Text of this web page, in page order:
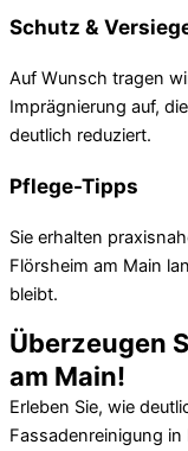
Schutz &
Auf Wunsch tragen
Imprägnierung auf,
deutlich reduziert.
Pflege-Tipps
Sie erhalten
Flörsheim am Main
bleibt.
Überzeugen
am Main!
Erleben Sie, wie
Fassadenreinigung